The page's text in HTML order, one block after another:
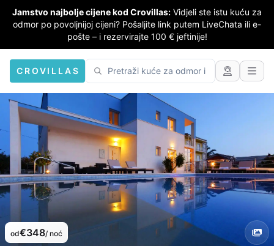
Jamstvo najbolje cijene kod Crovillas: Vidjeli ste istu kuću za
odmor po povoljnijoj cijeni? Pošaljite link putem LiveChata ili e-
pošte – i rezervirajte 100 € jeftinije!
CROVILLAS
od€348/ noć